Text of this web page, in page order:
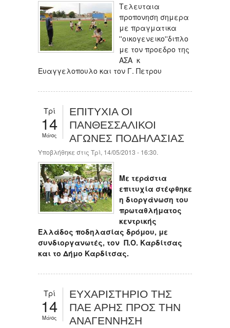
Τελευταια
προπονηση σημερα
με πραγματικα
''οικογενεικο''διπλο
με τον προεδρο της
ΑΣΑ κ
Ευαγγελοπουλο και τον Γ. Πετρου
Τρί
14
Μάιος
ΕΠΙΤΥΧΙΑ ΟΙ
ΠΑΝΘΕΣΣΑΛΙΚΟΙ
ΑΓΩΝΕΣ ΠΟΔΗΛΑΣΙΑΣ
Υποβλήθηκε στις Τρί, 14/05/2013 - 16:30.
Με τεράστια
επιτυχία στέφθηκε
η διοργάνωση του
πρωταθλήματος
κεντρικής
Ελλάδος ποδηλασίας δρόμου, με
συνδιοργανωτές, τον Π.Ο. Καρδίτσας
και το Δήμο Καρδίτσας.
Τρί
14
Μάιος
ΕΥΧΑΡΙΣΤΗΡΙΟ ΤΗΣ
ΠΑΕ ΑΡΗΣ ΠΡΟΣ ΤΗΝ
ΑΝΑΓΕΝΝΗΣΗ